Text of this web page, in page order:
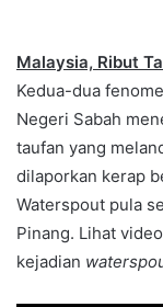
Malaysia, Ribut
Kedua-dua
Negeri Sabah
taufan yang
dilaporkan kerap
Waterspout pula
Pinang. Lihat
kejadian